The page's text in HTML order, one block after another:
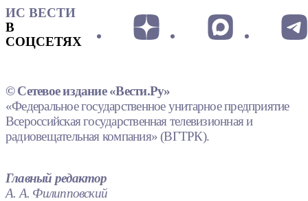
ИС ВЕСТИ
В
СОЦСЕТЯХ
© Сетевое издание «Вести.Ру»
«Федеральное государственное унитарное предприятие
Всероссийская государственная телевизионная и
радиовещательная компания» (ВГТРК).
Главный редактор
А. А. Филипповский